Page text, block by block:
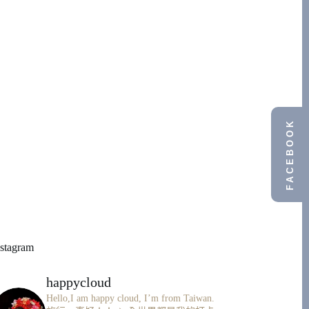
happycloud
Hello,I am happy cloud, I’m from Taiwan.
FACEBOOK